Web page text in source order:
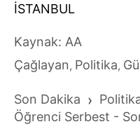
İSTANBUL
Kaynak: AA
Çağlayan, Politika,
Son Dakika ›
Öğrenci Serbest -